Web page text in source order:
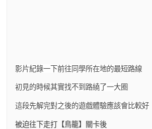
影片紀錄一下前往同學所在地的最短路線
初見的時候其實找不到路繞了一大圈
這段先解完對之後的遊戲體驗應該會比較好
被迫往下走打【鳥籠】關卡後